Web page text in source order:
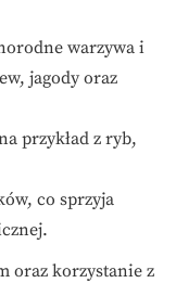
warzywa i
jagody oraz
przykład z ryb,
co sprzyja
oraz korzystanie z